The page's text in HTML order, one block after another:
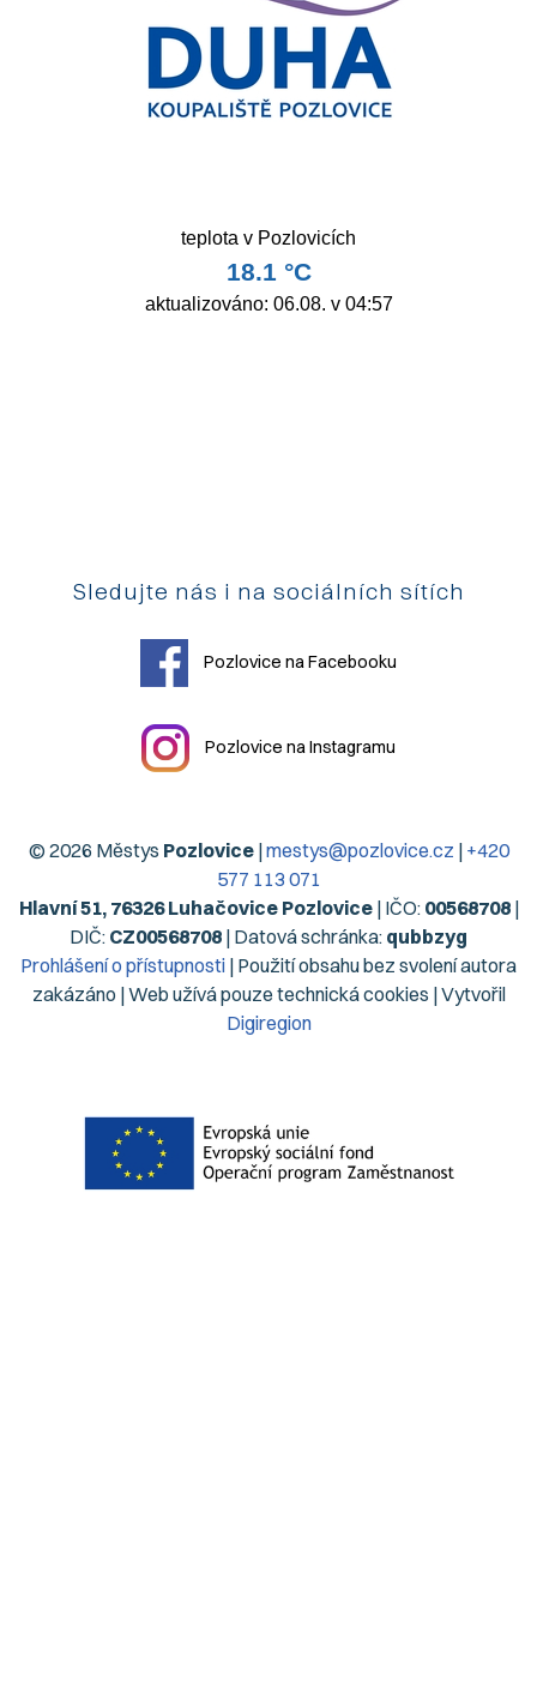
Sledujte nás i na sociálních sítích
Pozlovice na Facebooku
Pozlovice na Instagramu
© 2026 Městys Pozlovice|mestys@pozlovice.cz | +420
577 113 071
Hlavní 51, 76326 Luhačovice Pozlovice| IČO: 00568708|
DIČ: CZ00568708 | Datová schránka: qubbzyg
Prohlášení o přístupnosti | Použití obsahu bez svolení autora
zakázáno | Web užívá pouze technická cookies | Vytvořil
Digiregion